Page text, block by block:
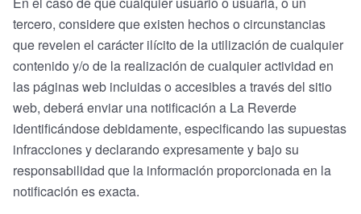
tercero, considere que existen hechos o circunstancias
que revelen el carácter ilícito de la utilización de cualquier
contenido y/o de la realización de cualquier actividad en
las páginas web incluidas o accesibles a través del sitio
web, deberá enviar una notificación a La Reverde
identificándose debidamente, especificando las supuestas
infracciones y declarando expresamente y bajo su
responsabilidad que la información proporcionada en la
notificación es exacta.